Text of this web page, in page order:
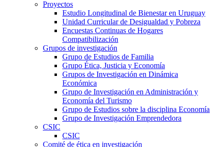
Proyectos
Estudio Longitudinal de Bienestar en Uruguay
Unidad Curricular de Desigualdad y Pobreza
Encuestas Continuas de Hogares
Compatibilización
Grupos de investigación
Grupo de Estudios de Familia
Grupo Ética, Justicia y Economía
Grupos de Investigación en Dinámica
Económica
Grupo de Investigación en Administración y
Economía del Turismo
Grupo de Estudios sobre la disciplina Economía
Grupo de Investigación Emprendedora
CSIC
CSIC
Comité de ética en investigación